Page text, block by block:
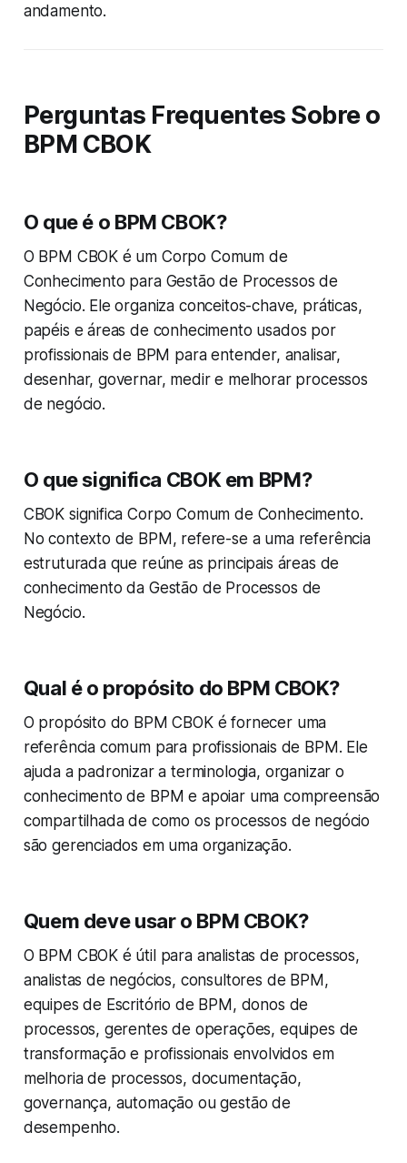
andamento.
Perguntas Frequentes Sobre o
BPM CBOK
O que é o BPM CBOK?
O BPM CBOK é um Corpo Comum de
Conhecimento para Gestão de Processos de
Negócio. Ele organiza conceitos-chave, práticas,
papéis e áreas de conhecimento usados por
profissionais de BPM para entender, analisar,
desenhar, governar, medir e melhorar processos
de negócio.
O que significa CBOK em BPM?
CBOK significa Corpo Comum de Conhecimento.
No contexto de BPM, refere-se a uma referência
estruturada que reúne as principais áreas de
conhecimento da Gestão de Processos de
Negócio.
Qual é o propósito do BPM CBOK?
O propósito do BPM CBOK é fornecer uma
referência comum para profissionais de BPM. Ele
ajuda a padronizar a terminologia, organizar o
conhecimento de BPM e apoiar uma compreensão
compartilhada de como os processos de negócio
são gerenciados em uma organização.
Quem deve usar o BPM CBOK?
O BPM CBOK é útil para analistas de processos,
analistas de negócios, consultores de BPM,
equipes de Escritório de BPM, donos de
processos, gerentes de operações, equipes de
transformação e profissionais envolvidos em
melhoria de processos, documentação,
governança, automação ou gestão de
desempenho.